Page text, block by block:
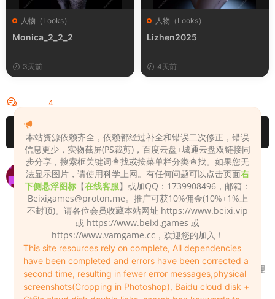
人物（Looks）
Monica_2_2_2
3天前
人物（Looks）
Lizhen2025
4天前
4
请先登录
为什么我打开的是绿色的皮肤
qaq185 2024-05-02 0
用站长版本的VAM本体试试，
https://vam.beixi.top/7944.html
2024-05-02 0
问题已经解决了，贴吧看到的，游戏内清理
了下缓存就好了
本站资源依赖齐全，依赖都经过补全和错误二次修正，错误
信息更少，实物截屏(PS裁剪)，百度云盘+城通云盘双链接同
步分享，搜索框关键词查找或按菜单栏分类查找。如果您无
法显示图片，请使用科学上网。有任何问题可以点击页面右
下侧悬浮图标 【在线客服】或加QQ：1739908496，邮箱：
Beixigames@proton.me。推广可获10%佣金(10%+1%上
不封顶)。请各位会员收藏本站网址 https://www.beixi.vip
或 https://www.beixi.games 或
https://www.vamgame.cc，欢迎您的加入！
This site resources rely on complete, All dependencies
have been completed and errors have been corrected a
second time, resulting in fewer error messages,physical
screenshots(Cropping in Photoshop), Baidu cloud disk +